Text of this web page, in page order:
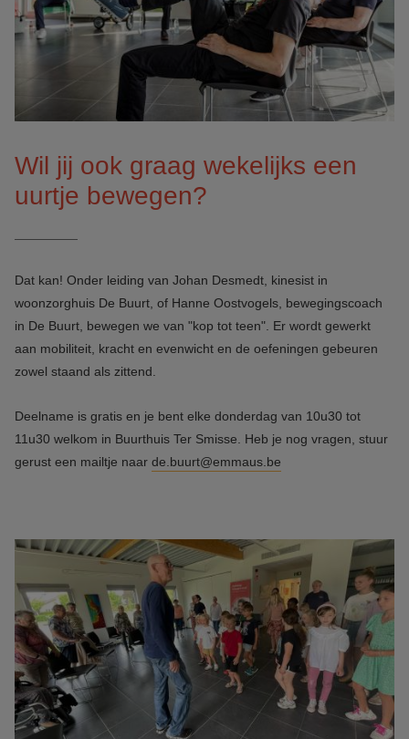
Wil jij ook graag wekelijks een
uurtje bewegen?
Dat kan! Onder leiding van Johan Desmedt, kinesist in
woonzorghuis De Buurt, of Hanne Oostvogels, bewegingscoach
in De Buurt, bewegen we van "kop tot teen". Er wordt gewerkt
aan mobiliteit, kracht en evenwicht en de oefeningen gebeuren
zowel staand als zittend.
Deelname is gratis en je bent elke donderdag van 10u30 tot
11u30 welkom in Buurthuis Ter Smisse. Heb je nog vragen, stuur
gerust een mailtje naar de.buurt@emmaus.be